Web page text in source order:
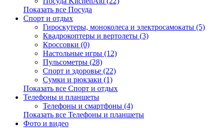
Показать все Посуда
Спорт и отдых
Гироскутеры, моноколеса и электросамокаты (5)
Квадрокоптеры и вертолеты (3)
Кроссовки (0)
Настольные игры (12)
Пульсометры (28)
Спорт и здоровье (22)
Сумки и рюкзаки (1)
Показать все Спорт и отдых
Телефоны и планшеты
Телефоны и смартфоны (4)
Показать все Телефоны и планшеты
Фото и видео